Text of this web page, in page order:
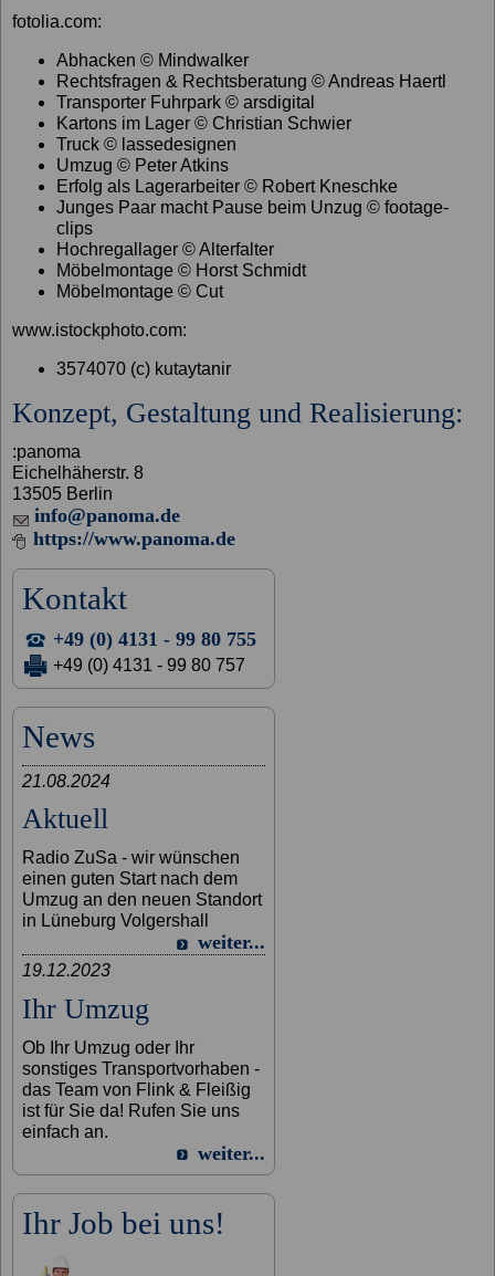
fotolia.com:
Abhacken © Mindwalker
Rechtsfragen & Rechtsberatung © Andreas Haertl
Transporter Fuhrpark © arsdigital
Kartons im Lager © Christian Schwier
Truck © lassedesignen
Umzug © Peter Atkins
Erfolg als Lagerarbeiter © Robert Kneschke
Junges Paar macht Pause beim Unzug © footage-
clips
Hochregallager © Alterfalter
Möbelmontage © Horst Schmidt
Möbelmontage © Cut
www.istockphoto.com:
3574070 (c) kutaytanir
Konzept, Gestaltung und Realisierung:
:panoma
Eichelhäherstr. 8
13505 Berlin
info@panoma.de
https://www.panoma.de
Kontakt
+49 (0) 4131 - 99 80 755
+49 (0) 4131 - 99 80 757
News
21.08.2024
Aktuell
Radio ZuSa - wir wünschen
einen guten Start nach dem
Umzug an den neuen Standort
in Lüneburg Volgershall
weiter...
19.12.2023
Ihr Umzug
Ob Ihr Umzug oder Ihr
sonstiges Transportvorhaben -
das Team von Flink & Fleißig
ist für Sie da! Rufen Sie uns
einfach an.
weiter...
Ihr Job bei uns!